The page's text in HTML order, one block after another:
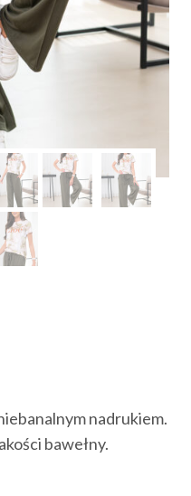
nadrukiem.
bawełny.